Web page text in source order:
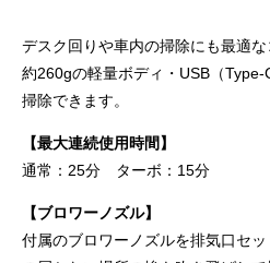
デスク回りや車内の掃除にも最適
約260gの軽量ボディ・USB（
掃除できます。
【最大連続使用時間】
通常：25分 ターボ：15分
【ブロワーノズル】
付属のブロワーノズルを排気口セ